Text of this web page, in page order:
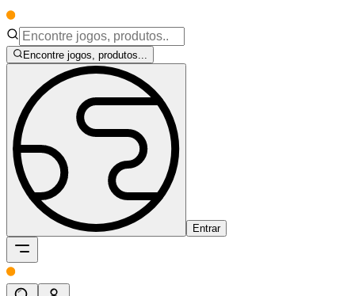
Encontre jogos, produtos...
Entrar